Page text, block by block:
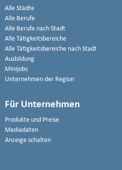
Alle Städte
Alle Berufe
Alle Berufe nach Stadt
Alle Tätigkeitsbereiche
Alle Tätigkeitsbereiche nach Stadt
Ausbildung
Minijobs
Unternehmen der Region
Für Unternehmen
Produkte und Preise
Mediadaten
Anzeige schalten